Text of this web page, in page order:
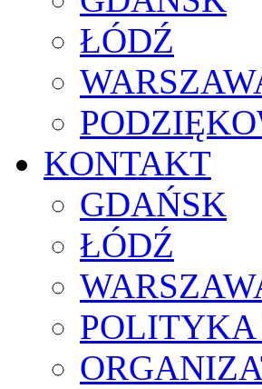
ŁÓDŹ
KONTAKT
GDAŃSK
ŁÓDŹ
POLITYKA